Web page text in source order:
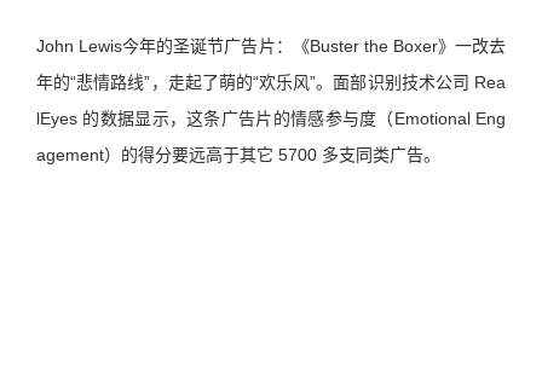
John Lewis今年的圣诞节广告片：《Buster the Boxer》一改去
年的“悲情路线”，走起了萌的“欢乐风”。面部识别技术公司 Rea
lEyes 的数据显示，这条广告片的情感参与度（Emotional Eng
agement）的得分要远高于其它 5700 多支同类广告。